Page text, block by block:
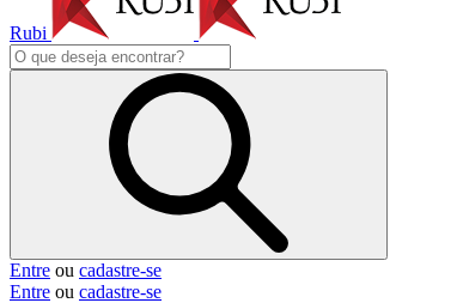
Rubi
Entre ou cadastre-se
Entre ou cadastre-se